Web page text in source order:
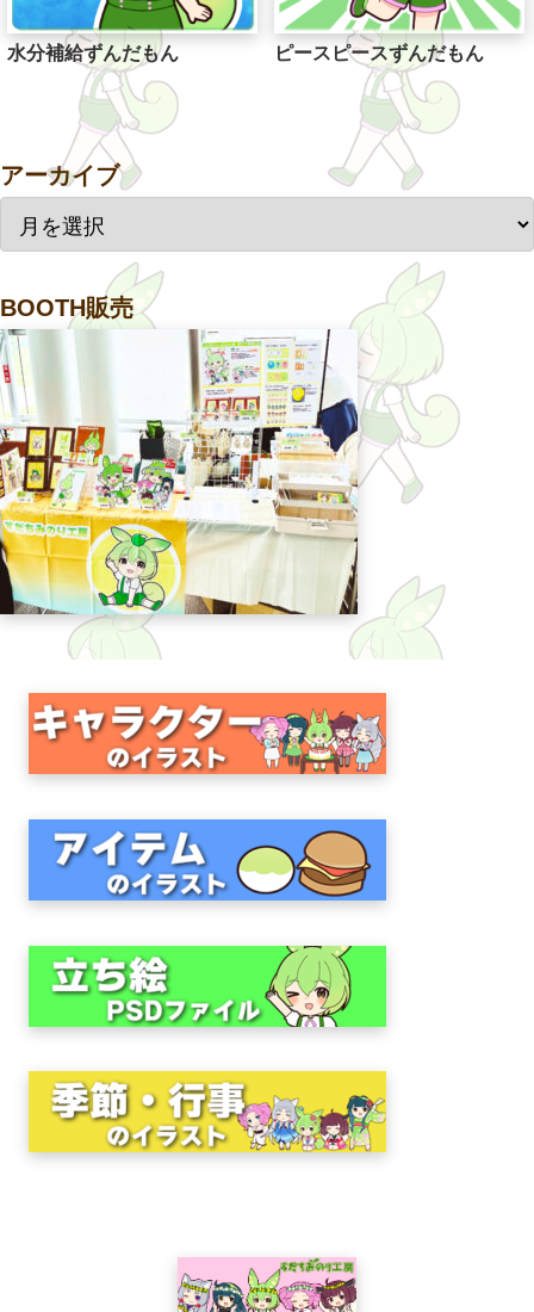
水分補給ずんだもん ピースピースずんだもん
アーカイブ
BOOTH販売